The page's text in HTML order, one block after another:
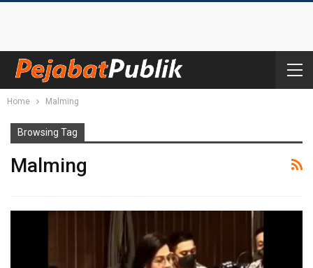
Home Malming
Browsing Tag
Malming